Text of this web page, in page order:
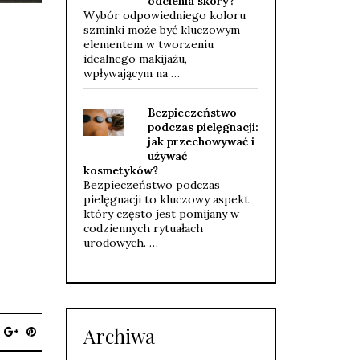
Wybór odpowiedniego koloru
szminki może być kluczowym
elementem w tworzeniu
idealnego makijażu,
wpływającym na …
Bezpieczeństwo
podczas pielęgnacji:
jak przechowywać i
używać
kosmetyków?
Bezpieczeństwo podczas
pielęgnacji to kluczowy aspekt,
który często jest pomijany w
codziennych rytuałach
urodowych. …
Archiwa